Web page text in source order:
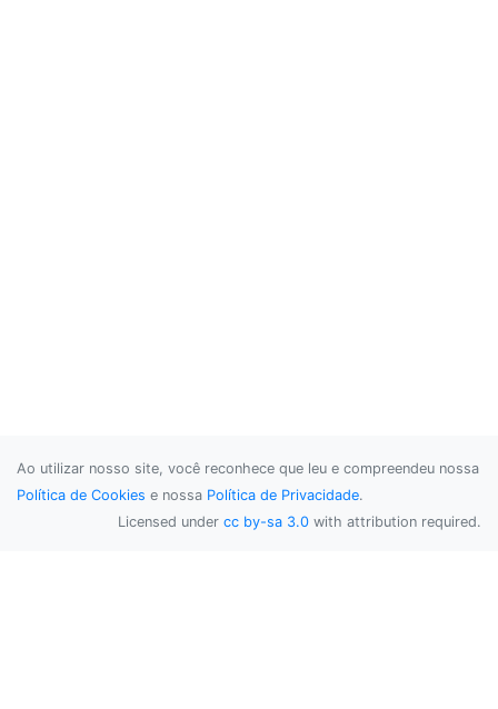
Ao utilizar nosso site, você reconhece que leu e compreendeu nossa
Política de Cookies e nossa Política de Privacidade.
Licensed under cc by-sa 3.0 with attribution required.